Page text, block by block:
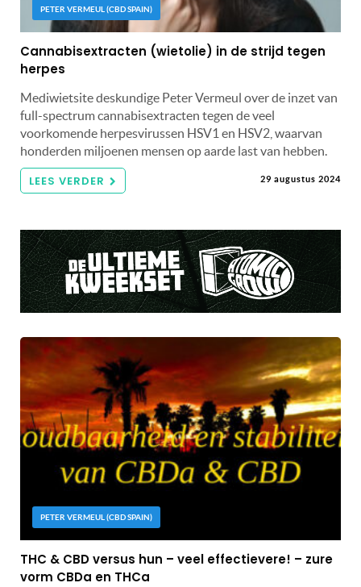
PETER VERMEUL (CBD SPAIN)
Cannabisextracten (wietolie) in de strijd tegen
herpes
Mediwietsite deskundige Peter Vermeul over de inzet van
full-spectrum cannabisextracten tegen de veel
voorkomende herpesvirussen HSV1 en HSV2, waarvan
honderden miljoenen mensen op aarde last van hebben.
LEES VERDER 29 augustus 2024
PETER VERMEUL (CBD SPAIN)
THC & CBD versus hun – veel effectievere! – zure
vorm CBDa en THCa